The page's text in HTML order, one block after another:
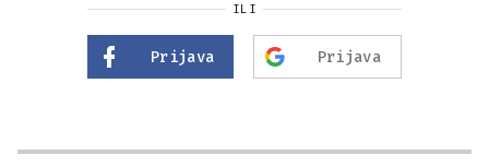
ILI
Prijava Prijava